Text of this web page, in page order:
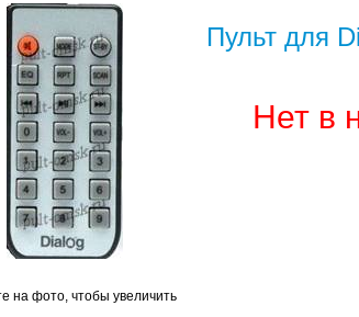
на фото, чтобы увеличить
Пульт для
Нет в